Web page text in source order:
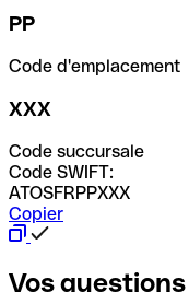
PP
Code d'emplacement
XXX
Code succursale
Code SWIFT:
ATOSFRPPXXX
Copier
Vos